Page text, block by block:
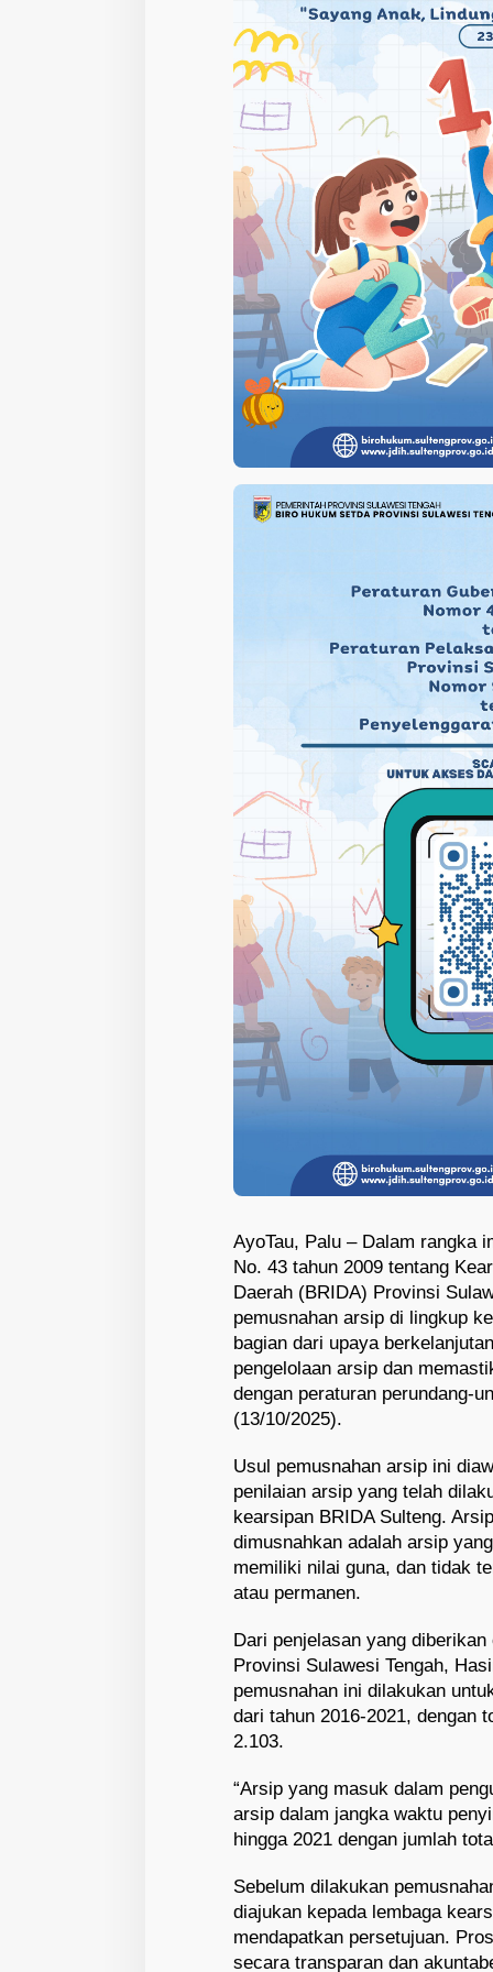
AyoTau, Palu – Dalam rangka
No. 43 tahun 2009 tentang
Daerah (BRIDA) Provinsi
pemusnahan arsip di lingkup
bagian dari upaya
pengelolaan arsip dan
dengan peraturan perundang-
(13/10/2025).
Usul pemusnahan arsip ini
penilaian arsip yang telah
kearsipan BRIDA Sulteng.
dimusnahkan adalah arsip
memiliki nilai guna, dan tidak
atau permanen.
Dari penjelasan yang
Provinsi Sulawesi Tengah,
pemusnahan ini dilakukan
dari tahun 2016-2021, dengan
2.103.
“Arsip yang masuk dalam
arsip dalam jangka waktu
hingga 2021 dengan jumlah
Sebelum dilakukan
diajukan kepada lembaga
mendapatkan persetujuan.
secara transparan dan